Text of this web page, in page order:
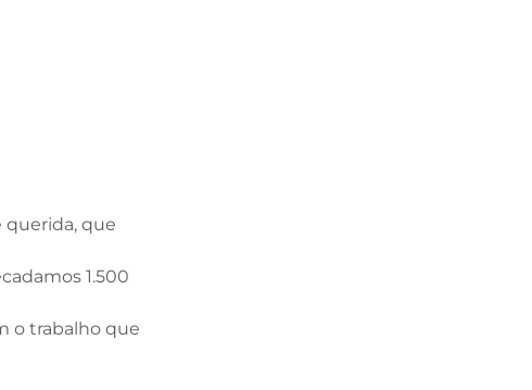
querida, que
1.500
o trabalho que